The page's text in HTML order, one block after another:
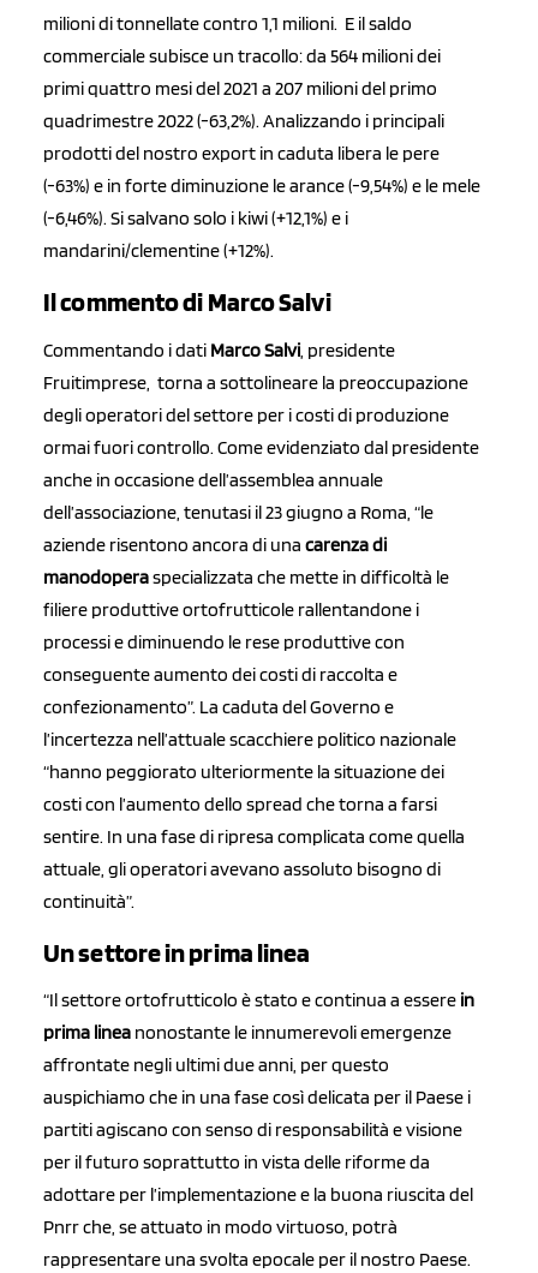
milioni di tonnellate contro 1,1 milioni. E il saldo
commerciale subisce un tracollo: da 564 milioni dei
primi quattro mesi del 2021 a 207 milioni del primo
quadrimestre 2022 (-63,2%). Analizzando i principali
prodotti del nostro export in caduta libera le pere
(-63%) e in forte diminuzione le arance (-9,54%) e le mele
(-6,46%). Si salvano solo i kiwi (+12,1%) e i
mandarini/clementine (+12%).
Il commento di Marco Salvi
Commentando i dati Marco Salvi, presidente
Fruitimprese, torna a sottolineare la preoccupazione
degli operatori del settore per i costi di produzione
ormai fuori controllo. Come evidenziato dal presidente
anche in occasione dell’assemblea annuale
dell’associazione, tenutasi il 23 giugno a Roma, “le
aziende risentono ancora di una carenza di
manodoperaspecializzata che mette in difficoltà le
filiere produttive ortofrutticole rallentandone i
processi e diminuendo le rese produttive con
conseguente aumento dei costi di raccolta e
confezionamento”. La caduta del Governo e
l’incertezza nell’attuale scacchiere politico nazionale
“hanno peggiorato ulteriormente la situazione dei
costi con l’aumento dello spread che torna a farsi
sentire. In una fase di ripresa complicata come quella
attuale, gli operatori avevano assoluto bisogno di
continuità”.
Un settore in prima linea
“Il settore ortofrutticolo è stato e continua a essere in
prima linea nonostante le innumerevoli emergenze
affrontate negli ultimi due anni, per questo
auspichiamo che in una fase così delicata per il Paese i
partiti agiscano con senso di responsabilità e visione
per il futuro soprattutto in vista delle riforme da
adottare per l’implementazione e la buona riuscita del
Pnrr che, se attuato in modo virtuoso, potrà
rappresentare una svolta epocale per il nostro Paese.